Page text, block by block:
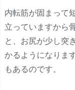
内転筋が固まって
立っていますから
と、お尻が少し突
かるようになりま
もあるのです。